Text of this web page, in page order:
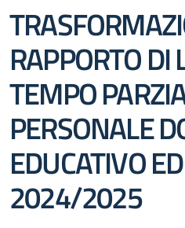
RAPPORTO DI
TEMPO
PERSONALE
EDUCATIVO
2024/2025